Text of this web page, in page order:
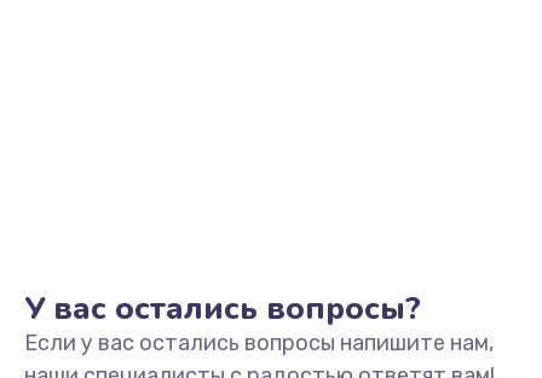
Обновление ПО
У вас остались вопросы?
Если у вас остались вопросы напишите нам,